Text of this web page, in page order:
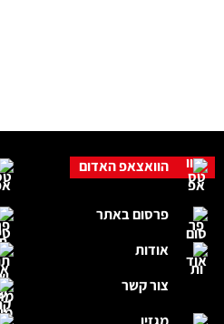
הוואצאפ האדום
פרסום באתר
אודות
צור קשר